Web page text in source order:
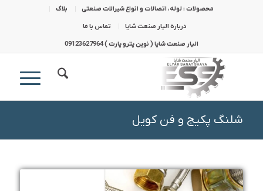
محصولات : لوله، اتصالات و انواع شیرالات صنعتی بلاگ
درباره الیار صنعت شایا تماس با ما
الیار صنعت شایا ( نوین پترو پارت ) 09123627964
شلنگ پکیج و فن کویل